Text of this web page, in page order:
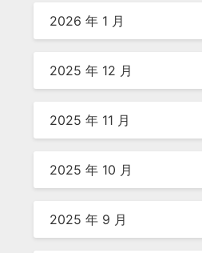
2026 年 1 月
2025 年 12 月
2025 年 11 月
2025 年 10 月
2025 年 9 月